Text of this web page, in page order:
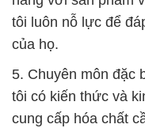
tôi luôn nỗ lực để
của họ.
5. Chuyên môn đặc
tôi có kiến thức và
cung cấp hóa chất